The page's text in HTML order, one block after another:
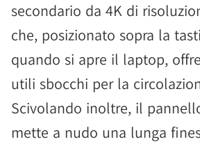
secondario da 4K di
che, posizionato sopra la
quando si apre il laptop,
utili sbocchi per la
Scivolando inoltre, il
mette a nudo una lunga